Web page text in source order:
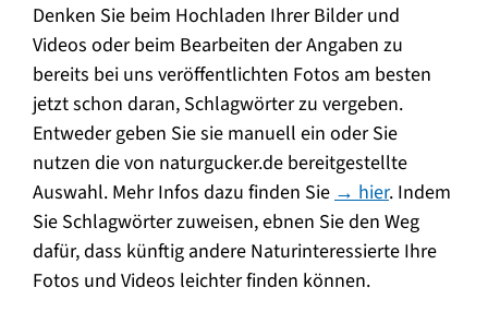
Denken Sie beim Hochladen Ihrer Bilder und
Videos oder beim Bearbeiten der Angaben zu
bereits bei uns veröffentlichten Fotos am besten
jetzt schon daran, Schlagwörter zu vergeben.
Entweder geben Sie sie manuell ein oder Sie
nutzen die von naturgucker.de bereitgestellte
Auswahl. Mehr Infos dazu finden Sie → hier. Indem
Sie Schlagwörter zuweisen, ebnen Sie den Weg
dafür, dass künftig andere Naturinteressierte Ihre
Fotos und Videos leichter finden können.